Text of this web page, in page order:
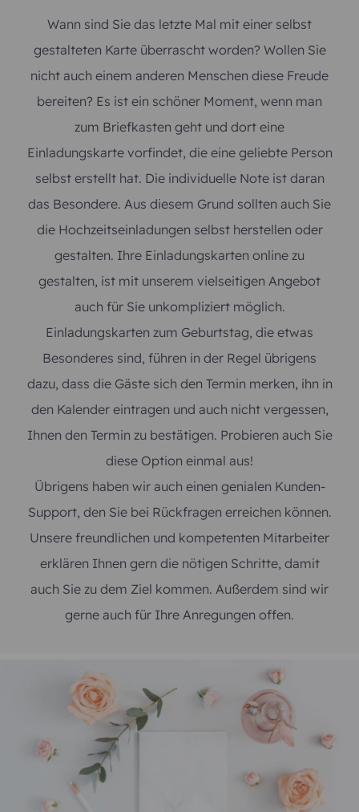
Wann sind Sie das letzte Mal mit einer selbst
gestalteten Karte überrascht worden? Wollen Sie
nicht auch einem anderen Menschen diese Freude
bereiten? Es ist ein schöner Moment, wenn man
zum Briefkasten geht und dort eine
Einladungskarte vorfindet, die eine geliebte Person
selbst erstellt hat. Die individuelle Note ist daran
das Besondere. Aus diesem Grund sollten auch Sie
die Hochzeitseinladungen selbst herstellen oder
gestalten. Ihre Einladungskarten online zu
gestalten, ist mit unserem vielseitigen Angebot
auch für Sie unkompliziert möglich.
Einladungskarten zum Geburtstag, die etwas
Besonderes sind, führen in der Regel übrigens
dazu, dass die Gäste sich den Termin merken, ihn in
den Kalender eintragen und auch nicht vergessen,
Ihnen den Termin zu bestätigen. Probieren auch Sie
diese Option einmal aus!
Übrigens haben wir auch einen genialen Kunden-
Support, den Sie bei Rückfragen erreichen können.
Unsere freundlichen und kompetenten Mitarbeiter
erklären Ihnen gern die nötigen Schritte, damit
auch Sie zu dem Ziel kommen. Außerdem sind wir
gerne auch für Ihre Anregungen offen.